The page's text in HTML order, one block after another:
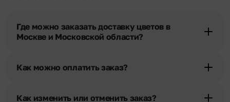
Где можно заказать доставку цветов в
Москве и Московской области?
Как можно оплатить заказ?
Наличными.
Как изменить или отменить заказ?